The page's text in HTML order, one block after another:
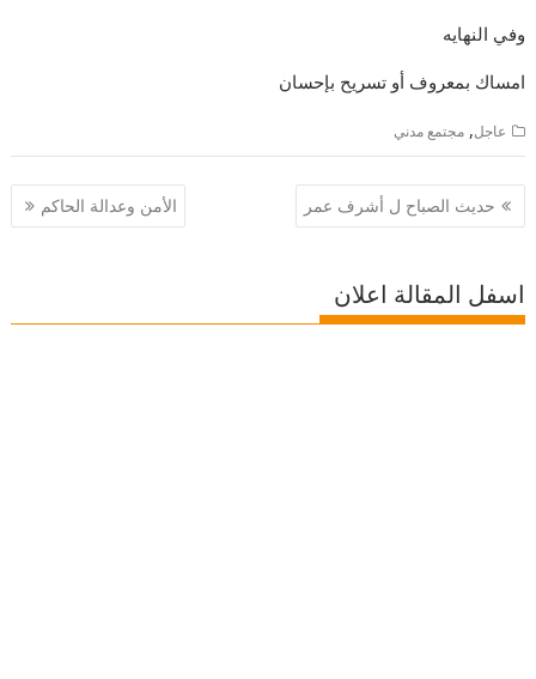
وفي النهايه
امساك بمعروف أو تسريح بإحسان
عاجل,مجتمع مدني
تصفّح
المقالات
حديث الصباح ل أشرف عمر الأمن وعدالة الحاكم
اسفل المقالة اعلان